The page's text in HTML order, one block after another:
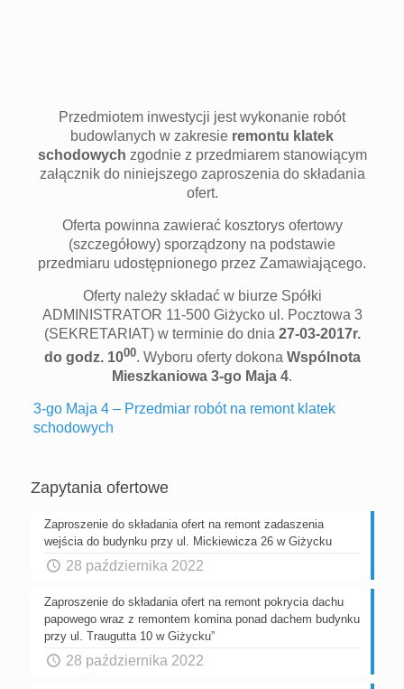
Przedmiotem inwestycji jest wykonanie robót
budowlanych w zakresie remontu klatek
schodowych zgodnie z przedmiarem stanowiącym
załącznik do niniejszego zaproszenia do składania
ofert.
Oferta powinna zawierać kosztorys ofertowy
(szczegółowy) sporządzony na podstawie
przedmiaru udostępnionego przez Zamawiającego.
Oferty należy składać w biurze Spółki
ADMINISTRATOR 11-500 Giżycko ul. Pocztowa 3
(SEKRETARIAT) w terminie do dnia 27-03-2017r.
do godz. 1000. Wyboru oferty dokona Wspólnota
Mieszkaniowa 3-go Maja 4.
3-go Maja 4 – Przedmiar robót na remont klatek
schodowych
Zapytania ofertowe
Zaproszenie do składania ofert na remont zadaszenia
wejścia do budynku przy ul. Mickiewicza 26 w Giżycku
28 października 2022
Zaproszenie do składania ofert na remont pokrycia dachu
papowego wraz z remontem komina ponad dachem budynku
przy ul. Traugutta 10 w Giżycku”
28 października 2022